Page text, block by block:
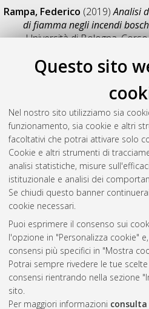
Questo sito
Nel nostro sito utilizziamo sia
funzionamento, sia cookie e altri
facoltativi che potrai attivare solo
Cookie e altri strumenti di
analisi statistiche, misure
istituzionale e analisi dei
Se chiudi questo banner
cookie necessari.
Puoi esprimere il consenso sui
l'opzione in "Personalizza cookie"
consensi più specifici in "Mostra
Potrai sempre rivedere le tue
consensi rientrando nella sezione
sito.
Per maggiori informazioni
Rampa, Federico (2019)Analisi
di fiamma negli incendi
Università di Bologna,
,
Salva citazione
Il full-text non è disponibile per
Abstract
Altri
Gestione del
Atom
Rss 1.0
Rss 2.0
AMS Laurea